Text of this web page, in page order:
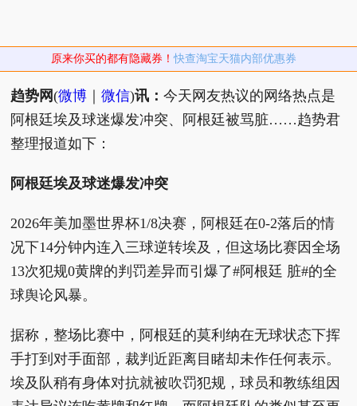
原来你买的都有隐藏券！快查淘宝天猫内部优惠券
趋势网(微博 ｜微信)讯：今天网友热议的网络热点是
阿根廷埃及球迷爆发冲突、阿根廷被骂脏……趋势君
整理报道如下：
阿根廷埃及球迷爆发冲突
2026年美加墨世界杯1/8决赛，阿根廷在0-2落后的情
况下14分钟内连入三球逆转埃及，但这场比赛因全场
13次犯规0黄牌的判罚差异而引爆了#阿根廷 脏#的全
球舆论风暴。
据称，整场比赛中，阿根廷的莫利纳在无球状态下挥
手打到对手面部，裁判近距离目睹却未作任何表示。
埃及队稍有身体对抗就被吹罚犯规，球员和教练组因